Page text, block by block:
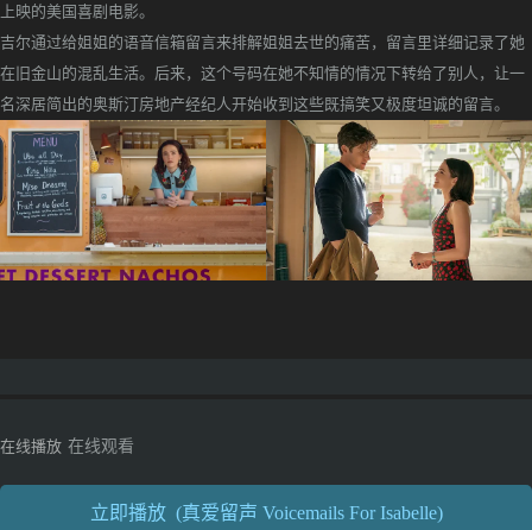
上映的美国喜剧电影。
吉尔通过给姐姐的语音信箱留言来排解姐姐去世的痛苦，留言里详细记录了她
在旧金山的混乱生活。后来，这个号码在她不知情的情况下转给了别人，让一
名深居简出的奥斯汀房地产经纪人开始收到这些既搞笑又极度坦诚的留言。
在线播放 在线观看
立即播放 (真爱留声 Voicemails For Isabelle)